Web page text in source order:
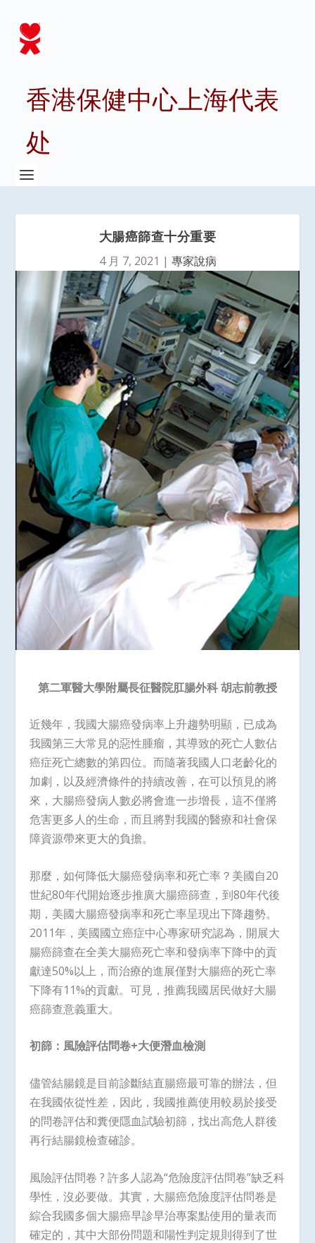
香港保健中心上海代表
处
大腸癌篩查十分重要
4 月 7, 2021 | 專家說病
第二軍醫大學附屬長征醫院肛腸外科胡志前教授
近幾年，我國大腸癌發病率上升趨勢明顯，已成為
我國第三大常見的惡性腫瘤，其導致的死亡人數佔
癌症死亡總數的第四位。而隨著我國人口老齡化的
加劇，以及經濟條件的持續改善，在可以預見的將
來，大腸癌發病人數必將會進一步增長，這不僅將
危害更多人的生命，而且將對我國的醫療和社會保
障資源帶來更大的負擔。
那麼，如何降低大腸癌發病率和死亡率？美國自20
世紀80年代開始逐步推廣大腸癌篩查，到80年代後
期，美國大腸癌發病率和死亡率呈現出下降趨勢。
2011年，美國國立癌症中心專家研究認為，開展大
腸癌篩查在全美大腸癌死亡率和發病率下降中的貢
獻達50%以上，而治療的進展僅對大腸癌的死亡率
下降有11%的貢獻。可見，推薦我國居民做好大腸
癌篩查意義重大。
初篩：風險評估問卷+大便潛血檢測
儘管結腸鏡是目前診斷結直腸癌最可靠的辦法，但
在我國依從性差，因此，我國推薦使用較易於接受
的問卷評估和糞便隱血試驗初篩，找出高危人群後
再行結腸鏡檢查確診。
風險評估問卷 ? 許多人認為“危險度評估問卷”缺乏科
學性，沒必要做。其實，大腸癌危險度評估問卷是
綜合我國多個大腸癌早診早治專案點使用的量表而
確定的，其中大部份問題和陽性判定規則得到了世